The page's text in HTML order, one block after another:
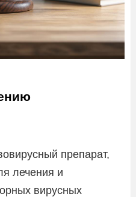
препарат,
лечения и
вирусных